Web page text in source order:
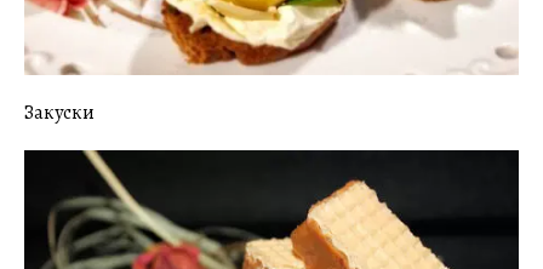
Закуски